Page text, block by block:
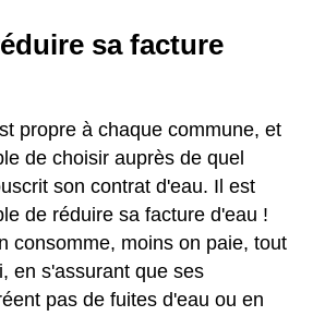
sa facture
propre à chaque commune, et
de choisir auprès de quel
son contrat d'eau. Il est
de réduire sa facture d'eau !
consomme, moins on paie, tout
en s'assurant que ses
pas de fuites d'eau ou en